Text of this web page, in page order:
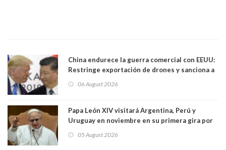
China endurece la guerra comercial con EEUU:
Restringe exportación de drones y sanciona a
06 August 2026
Papa León XIV visitará Argentina, Perú y
Uruguay en noviembre en su primera gira por
05 August 2026